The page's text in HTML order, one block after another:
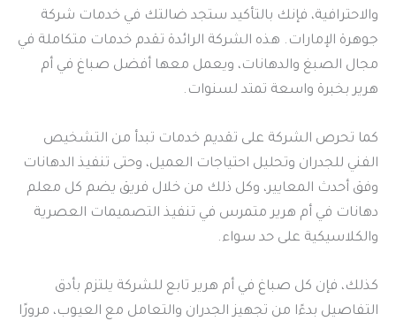
والاحترافية، فإنك بالتأكيد ستجد ضالتك في خدمات شركة
جوهرة الإمارات. هذه الشركة الرائدة تقدم خدمات متكاملة في
مجال الصبغ والدهانات، ويعمل معها أفضل صباغ في أم
هرير بخبرة واسعة تمتد لسنوات.
كما تحرص الشركة على تقديم خدمات تبدأ من التشخيص
الفني للجدران وتحليل احتياجات العميل، وحتى تنفيذ الدهانات
وفق أحدث المعايير، وكل ذلك من خلال فريق يضم كل معلم
دهانات في أم هرير متمرس في تنفيذ التصميمات العصرية
والكلاسيكية على حد سواء.
كذلك، فإن كل صباغ في أم هرير تابع للشركة يلتزم بأدق
التفاصيل بدءًا من تجهيز الجدران والتعامل مع العيوب، مرورًا